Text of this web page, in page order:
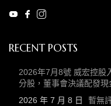
RECENT POSTS
2026年7月8號 威宏控股
分股，董事會決議配發現
2026 年 7 月 8 日
暫無